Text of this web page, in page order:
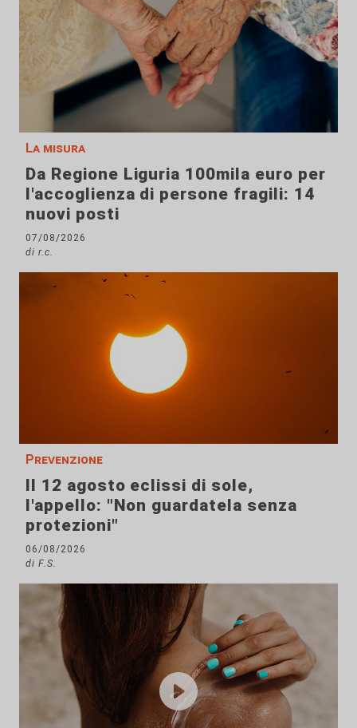
La misura
Da Regione Liguria 100mila euro per
l'accoglienza di persone fragili: 14
nuovi posti
07/08/2026
di r.c.
Prevenzione
Il 12 agosto eclissi di sole,
l'appello: "Non guardatela senza
protezioni"
06/08/2026
di F.S.